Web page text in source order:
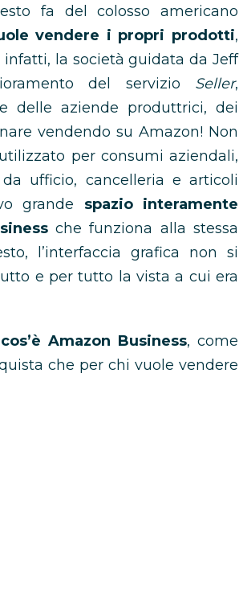
fa del colosso americano
vendere i propri prodotti,
la società guidata da Jeff
del servizio Seller,
delle aziende produttrici, dei
vendendo su Amazon! Non
per consumi aziendali,
ufficio, cancelleria e articoli
grande spazio interamente
che funziona alla stessa
l’interfaccia grafica non si
e per tutto la vista a cui era
cos’è Amazon Business, come
che per chi vuole vendere